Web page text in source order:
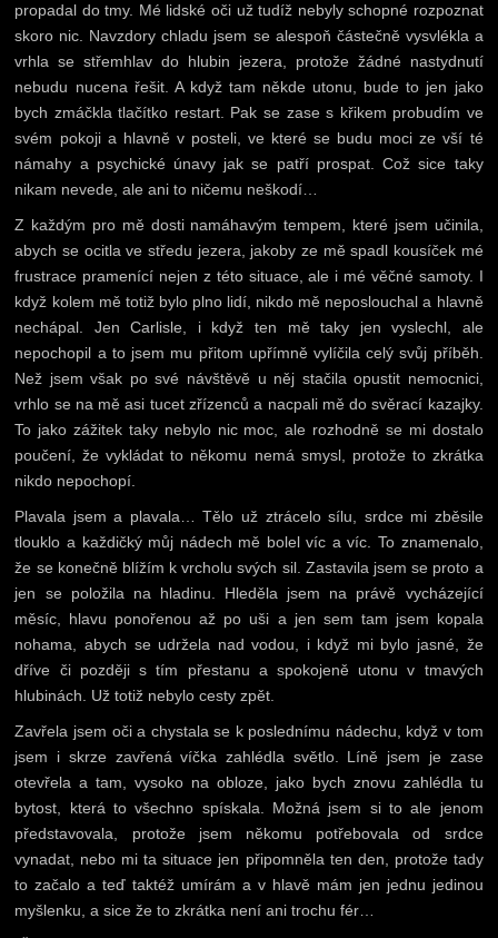
propadal do tmy. Mé lidské oči už tudíž nebyly schopné rozpoznat
skoro nic. Navzdory chladu jsem se alespoň částečně vysvlékla a
vrhla se střemhlav do hlubin jezera, protože žádné nastydnutí
nebudu nucena řešit. A když tam někde utonu, bude to jen jako
bych zmáčkla tlačítko restart. Pak se zase s křikem probudím ve
svém pokoji a hlavně v posteli, ve které se budu moci ze vší té
námahy a psychické únavy jak se patří prospat. Což sice taky
nikam nevede, ale ani to ničemu neškodí…
Z každým pro mě dosti namáhavým tempem, které jsem učinila,
abych se ocitla ve středu jezera, jakoby ze mě spadl kousíček mé
frustrace pramenící nejen z této situace, ale i mé věčné samoty. I
když kolem mě totiž bylo plno lidí, nikdo mě neposlouchal a hlavně
nechápal. Jen Carlisle, i když ten mě taky jen vyslechl, ale
nepochopil a to jsem mu přitom upřímně vylíčila celý svůj příběh.
Než jsem však po své návštěvě u něj stačila opustit nemocnici,
vrhlo se na mě asi tucet zřízenců a nacpali mě do svěrací kazajky.
To jako zážitek taky nebylo nic moc, ale rozhodně se mi dostalo
poučení, že vykládat to někomu nemá smysl, protože to zkrátka
nikdo nepochopí.
Plavala jsem a plavala… Tělo už ztrácelo sílu, srdce mi zběsile
tlouklo a každičký můj nádech mě bolel víc a víc. To znamenalo,
že se konečně blížím k vrcholu svých sil. Zastavila jsem se proto a
jen se položila na hladinu. Hleděla jsem na právě vycházející
měsíc, hlavu ponořenou až po uši a jen sem tam jsem kopala
nohama, abych se udržela nad vodou, i když mi bylo jasné, že
dříve či později s tím přestanu a spokojeně utonu v tmavých
hlubinách. Už totiž nebylo cesty zpět.
Zavřela jsem oči a chystala se k poslednímu nádechu, když v tom
jsem i skrze zavřená víčka zahlédla světlo. Líně jsem je zase
otevřela a tam, vysoko na obloze, jako bych znovu zahlédla tu
bytost, která to všechno spískala. Možná jsem si to ale jenom
představovala, protože jsem někomu potřebovala od srdce
vynadat, nebo mi ta situace jen připomněla ten den, protože tady
to začalo a teď taktéž umírám a v hlavě mám jen jednu jedinou
myšlenku, a sice že to zkrátka není ani trochu fér…